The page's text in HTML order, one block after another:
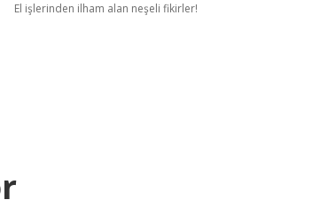
El işlerinden ilham alan neşeli fikirler!